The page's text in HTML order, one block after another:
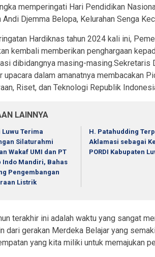
memperingati Hari Pendidikan
Andi Djemma Belopa, Kelurahan Senga
Hardiknas tahun 2024 kali ini,
kembali memberikan penghargaan
dibidangnya masing-masing.Sekretaris
upacara dalam amanatnya membacakan
Riset, dan Teknologi Republik
LAINNYA
Luwu Terima
Silaturahmi
Wakaf UMI dan PT
Indo Mandiri, Bahas
Pengembangan
Listrik
H. Patahudding
Aklamasi sebagai
PORDI Kabupaten
terakhir ini adalah waktu yang sangat
dari gerakan Merdeka Belajar yang
yang kita miliki untuk memajukan